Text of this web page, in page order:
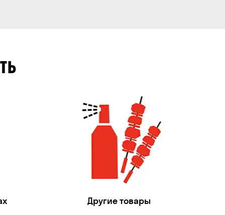
Другие товары